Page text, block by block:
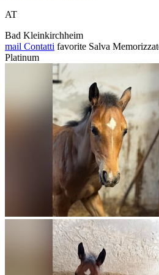
AT
Bad Kleinkirchheim
mail Contatti favorite Salva
Platinum